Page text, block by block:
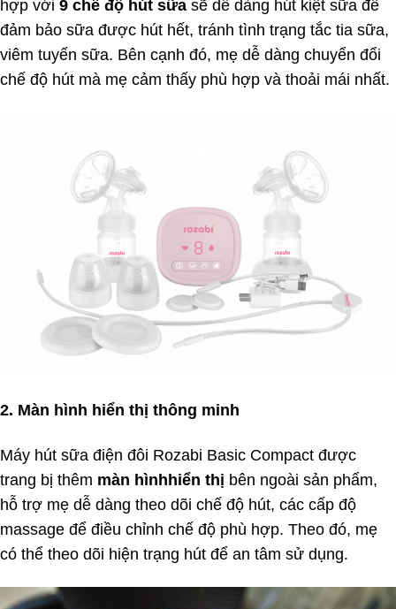
hợp với 9 chế độ hút sữa sẽ dễ dàng hút kiệt sữa để
đảm bảo sữa được hút hết, tránh tình trạng tắc tia sữa,
viêm tuyến sữa. Bên cạnh đó, mẹ dễ dàng chuyển đổi
chế độ hút mà mẹ cảm thấy phù hợp và thoải mái nhất.
2. Màn hình hiển thị thông minh
Máy hút sữa điện đôi Rozabi Basic Compact được
trang bị thêm màn hình hiển thị bên ngoài sản phẩm,
hỗ trợ mẹ dễ dàng theo dõi chế độ hút, các cấp độ
massage để điều chỉnh chế độ phù hợp. Theo đó, mẹ
có thể theo dõi hiện trạng hút để an tâm sử dụng.